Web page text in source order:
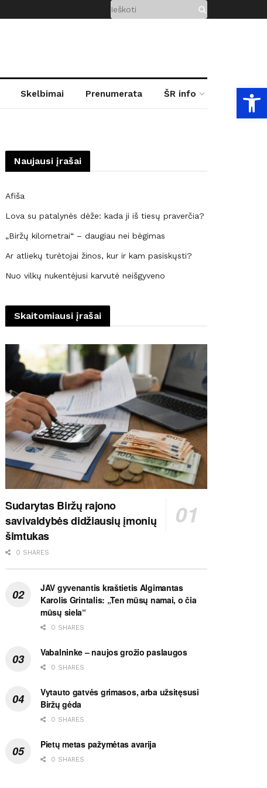
Skelbimai Prenumerata ŠR info
Naujausi įrašai
Afiša
Lova su patalynės dėže: kada ji iš tiesų praverčia?
„Biržų kilometrai“ – daugiau nei bėgimas
Ar atliekų turėtojai žinos, kur ir kam pasiskųsti?
Nuo vilkų nukentėjusi karvutė neišgyveno
Skaitomiausi įrašai
Sudarytas Biržų rajono
savivaldybės didžiausių įmonių
šimtukas
0 SHARES
JAV gyvenantis kraštietis Algimantas
Karolis Grintalis: „Ten mūsų namai, o čia
mūsų siela“
0 SHARES
Vabalninke – naujos grožio paslaugos
0 SHARES
Vytauto gatvės grimasos, arba užsitęsusi
Biržų gėda
0 SHARES
Pietų metas pažymėtas avarija
0 SHARES